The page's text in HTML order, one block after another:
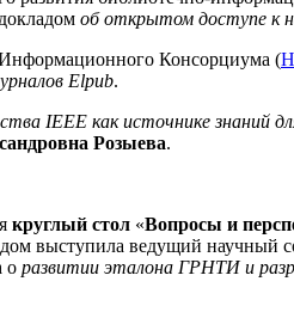
об открытом доступе к
Консорциума (
Elpub.
IEEE как источнике знаний
Розыева.
круглый стол «Вопросы и
выступила ведущий научный
о развитии эталона ГРНТИ и